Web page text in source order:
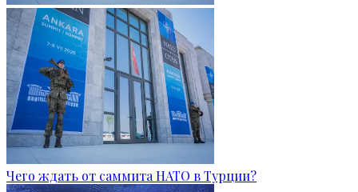
Чего ждать от саммита НАТО в Турции?